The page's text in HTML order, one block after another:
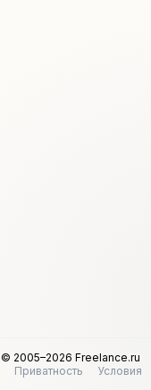
© 2005–2026 Freelance.ru
Приватность
Условия